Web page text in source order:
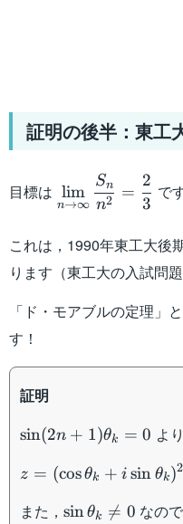
証明の後半：東工
目標は
n→∞
lim
n2
Sn =
3
2
で
これは，1990年東工大後
ります（東工大の入試問
「ド・モアブルの定理」
す！
証明
\sin(2n+1)\theta_k=0
sin(2n + 1)θk = 0 よ
z=
z = (cosθk + i sin θk)2
また，sinθk 
= 0 なので